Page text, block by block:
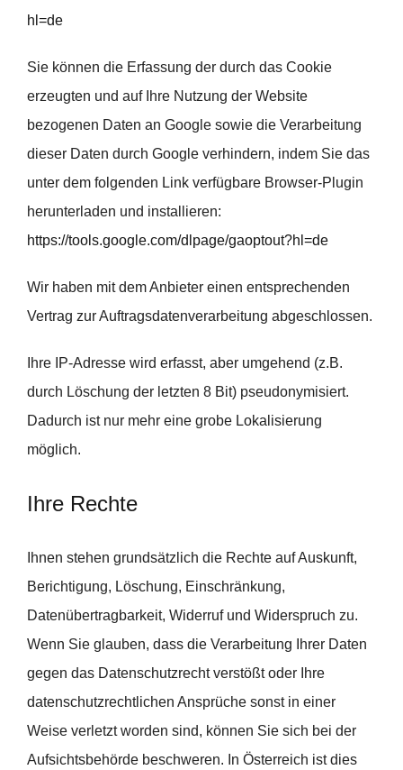
hl=de
Sie können die Erfassung der durch das Cookie
erzeugten und auf Ihre Nutzung der Website
bezogenen Daten an Google sowie die Verarbeitung
dieser Daten durch Google verhindern, indem Sie das
unter dem folgenden Link verfügbare Browser-Plugin
herunterladen und installieren:
https://tools.google.com/dlpage/gaoptout?hl=de
Wir haben mit dem Anbieter einen entsprechenden
Vertrag zur Auftragsdatenverarbeitung abgeschlossen.
Ihre IP-Adresse wird erfasst, aber umgehend (z.B.
durch Löschung der letzten 8 Bit) pseudonymisiert.
Dadurch ist nur mehr eine grobe Lokalisierung
möglich.
Ihre Rechte
Ihnen stehen grundsätzlich die Rechte auf Auskunft,
Berichtigung, Löschung, Einschränkung,
Datenübertragbarkeit, Widerruf und Widerspruch zu.
Wenn Sie glauben, dass die Verarbeitung Ihrer Daten
gegen das Datenschutzrecht verstößt oder Ihre
datenschutzrechtlichen Ansprüche sonst in einer
Weise verletzt worden sind, können Sie sich bei der
Aufsichtsbehörde beschweren. In Österreich ist dies